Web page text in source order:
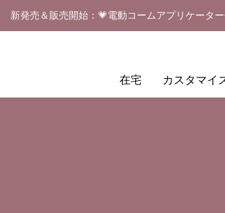
新発売＆販売開始：💗電動コームアプリケータ
在宅 カスタマイ